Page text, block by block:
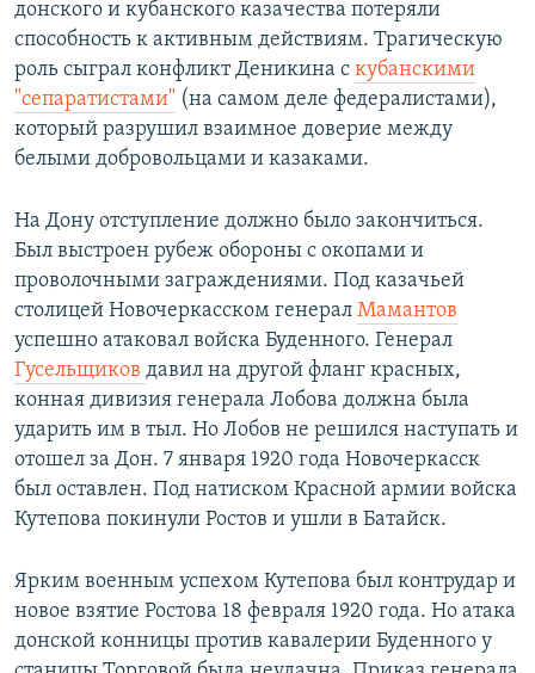
донского и кубанского казачества потеряли
способность к активным действиям. Трагическую
роль сыграл конфликт Деникина с кубанскими
"сепаратистами" (на самом деле федералистами),
который разрушил взаимное доверие между
белыми добровольцами и казаками.
На Дону отступление должно было закончиться.
Был выстроен рубеж обороны с окопами и
проволочными заграждениями. Под казачьей
столицей Новочеркасском генерал Мамантов
успешно атаковал войска Буденного. Генерал
Гусельщиков давил на другой фланг красных,
конная дивизия генерала Лобова должна была
ударить им в тыл. Но Лобов не решился наступать и
отошел за Дон. 7 января 1920 года Новочеркасск
был оставлен. Под натиском Красной армии войска
Кутепова покинули Ростов и ушли в Батайск.
Ярким военным успехом Кутепова был контрудар и
новое взятие Ростова 18 февраля 1920 года. Но атака
донской конницы против кавалерии Буденного у